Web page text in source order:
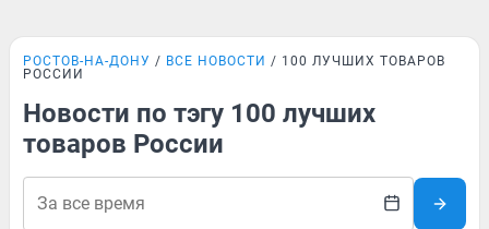
РОСТОВ-НА-ДОНУ ВСЕ НОВОСТИ
100 ЛУЧШИХ ТОВАРОВ
РОССИИ
Новости по тэгу 100 лучших
товаров России